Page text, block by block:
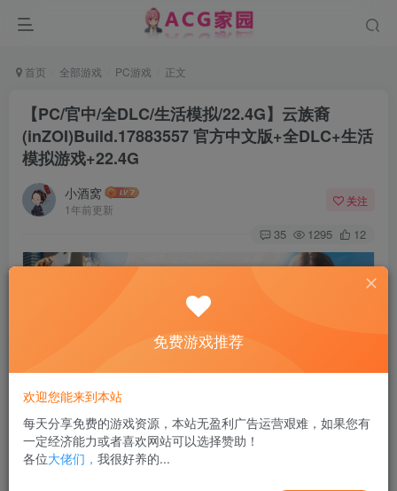
首页 全部游戏 PC游戏 正文
【PC/官中/全DLC/生活模拟/22.4G】云族裔
(inZOI)Build.17883557 官方中文版+全DLC+生活
模拟游戏+22.4G
小酒窝
1年前更新
关注
35 1295 12
嗯，超级火爆的模拟人生类型的游戏，很棒！
免费游戏推荐
欢迎您能来到本站
每天分享免费的游戏资源，本站无盈利广告运营艰难，如果您有
一定经济能力或者喜欢网站可以选择赞助！
各位大佬们， 我很好养的...